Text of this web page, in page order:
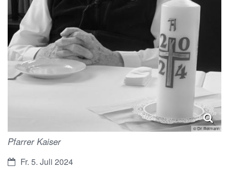
© Dr. Reimann
Pfarrer Kaiser
Datum:Fr. 5. Juli 2024